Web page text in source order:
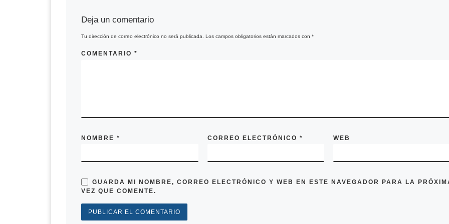
Deja un comentario
Tu dirección de correo electrónico no será publicada. Los campos obligatorios están marcados con *
COMENTARIO *
NOMBRE * CORREO ELECTRÓNICO * WEB
GUARDA MI NOMBRE, CORREO ELECTRÓNICO Y WEB EN ESTE NAVEGADOR PARA LA
VEZ QUE COMENTE.